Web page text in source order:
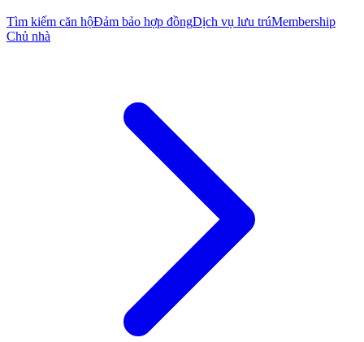
Tìm kiếm căn hộĐảm bảo hợp đồngDịch vụ lưu trúMembership
Chủ nhà